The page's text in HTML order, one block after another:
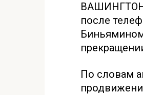
после
По словам